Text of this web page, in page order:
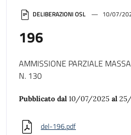
DELIBERAZIONI OSL 10/07/
196
AMMISSIONE PARZIALE
N. 130
Pubblicato dal 10/07/2025 al
del-196.pdf